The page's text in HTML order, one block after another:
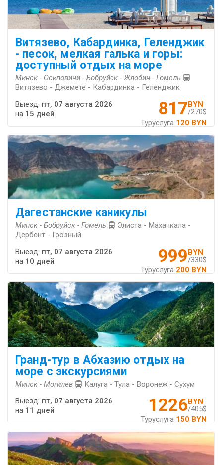
Витязево, Кабардинка, Геленджик
- песок, мелкая галька и горы:
доступный отдых на море
Минск - Осиповичи - Бобруйск - Жлобин - Гомель
Витязево - Джемете - Кабардинка - Геленджик
817 BYN
/270$
Туруслуга 120 BYN
Выезд: пт, 07 августа 2026
на 15 дней
Дагестанские каникулы
Минск - Бобруйск - Гомель
Элиста - Махачкала -
Дербент - Грозный
999BYN
/330$
Туруслуга 200 BYN
Выезд: пт, 07 августа 2026
на 10 дней
Гранд-тур в Абхазию отдых на
море с экскурсиями
Минск - Могилев Калуга - Тула - Воронеж - Сухум
1226BYN
/405$
Туруслуга 150 BYN
Выезд: пт, 07 августа 2026
на 11 дней